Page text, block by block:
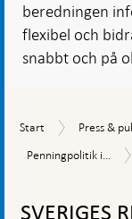
beredningen
flexibel och
snabbt och på
Start
Start
Press
publicerat
Press &
Penningpolitik
Penningpolitik i...
SVERIGES